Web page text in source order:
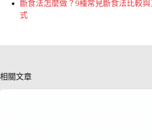
斷食法怎麼做？9種常見斷食法比較
式
相關文章